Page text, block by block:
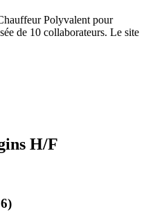
Polyvalent pour
de 10 collaborateurs. Le site
H/F